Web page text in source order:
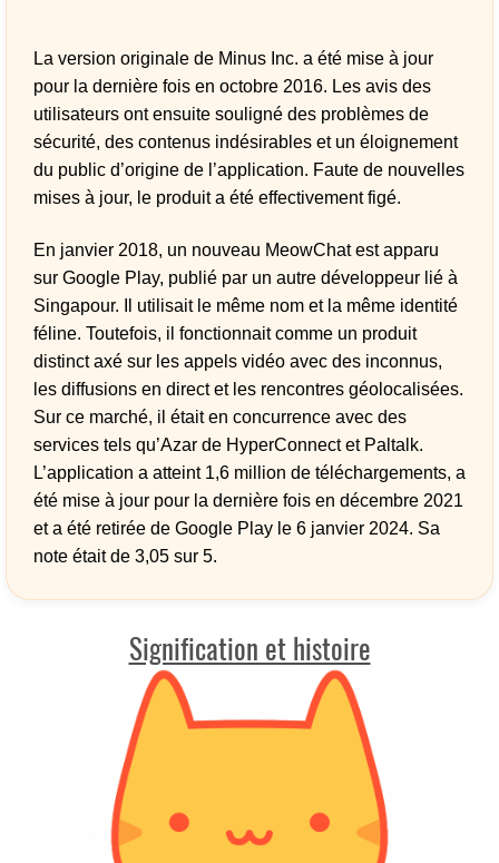
La version originale de Minus Inc. a été mise à jour
pour la dernière fois en octobre 2016. Les avis des
utilisateurs ont ensuite souligné des problèmes de
sécurité, des contenus indésirables et un éloignement
du public d’origine de l’application. Faute de nouvelles
mises à jour, le produit a été effectivement figé.
En janvier 2018, un nouveau MeowChat est apparu
sur Google Play, publié par un autre développeur lié à
Singapour. Il utilisait le même nom et la même identité
féline. Toutefois, il fonctionnait comme un produit
distinct axé sur les appels vidéo avec des inconnus,
les diffusions en direct et les rencontres géolocalisées.
Sur ce marché, il était en concurrence avec des
services tels qu’Azar de HyperConnect et Paltalk.
L’application a atteint 1,6 million de téléchargements, a
été mise à jour pour la dernière fois en décembre 2021
et a été retirée de Google Play le 6 janvier 2024. Sa
note était de 3,05 sur 5.
Signification et histoire